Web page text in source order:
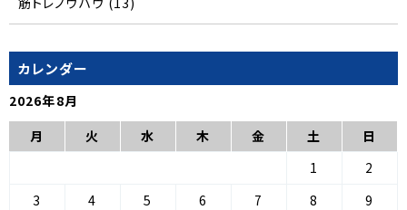
カレンダー
2026年8月
月
火 水 木 金 土
日
1
2
3
4 5 6 7 8
9